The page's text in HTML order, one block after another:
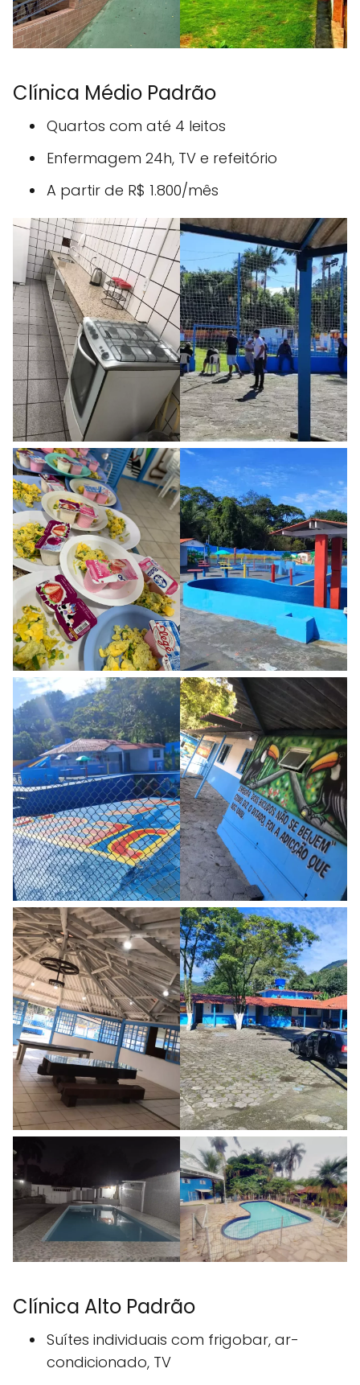
Clínica Médio Padrão
Quartos com até 4 leitos
Enfermagem 24h, TV e refeitório
A partir de R$ 1.800/mês
Clínica Alto Padrão
Suítes individuais com frigobar, ar-
condicionado, TV